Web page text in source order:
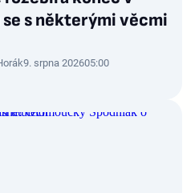
s některými věcmi
9. srpna 202605:00